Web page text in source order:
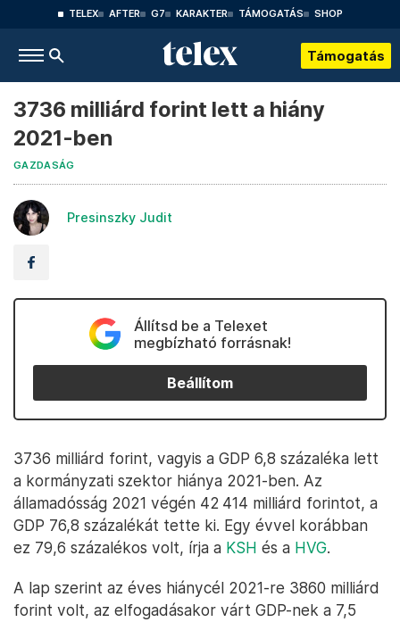
TELEX AFTER G7 KARAKTER TÁMOGATÁS SHOP
Támogatás
3736 milliárd forint lett a hiány
2021-ben
GAZDASÁG
Presinszky Judit
Állítsd be a Telexet
megbízható forrásnak!
Beállítom
3736 milliárd forint, vagyis a GDP 6,8 százaléka lett
a kormányzati szektor hiánya 2021-ben. Az
államadósság 2021 végén 42 414 milliárd forintot, a
GDP 76,8 százalékát tette ki. Egy évvel korábban
ez 79,6 százalékos volt, írja a KSH és a HVG.
A lap szerint az éves hiánycél 2021-re 3860 milliárd
forint volt, az elfogadásakor várt GDP-nek a 7,5